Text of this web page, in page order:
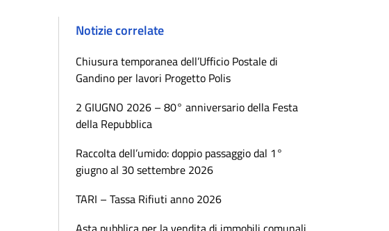
Notizie correlate
Chiusura temporanea dell’Ufficio Postale di
Gandino per lavori Progetto Polis
2 GIUGNO 2026 – 80° anniversario della Festa
della Repubblica
Raccolta dell’umido: doppio passaggio dal 1°
giugno al 30 settembre 2026
TARI – Tassa Rifiuti anno 2026